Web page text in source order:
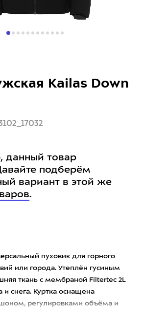
пуховик для горного
или города. Утеплён гусиным
ткань с мембраной Filtertec 2L
снега. Куртка оснащена
регулировками объёма и
Kailas Down
данный товар
подберём
вариант в этой же
.